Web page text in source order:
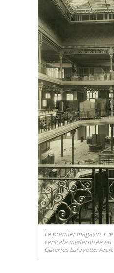
Le premier magasin,
centrale modernisée en
Galeries Lafayette.